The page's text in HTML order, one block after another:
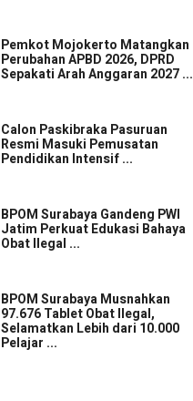
Pemkot Mojokerto Matangkan
Perubahan APBD 2026, DPRD
Sepakati Arah Anggaran 2027 ...
Calon Paskibraka Pasuruan
Resmi Masuki Pemusatan
Pendidikan Intensif ...
BPOM Surabaya Gandeng PWI
Jatim Perkuat Edukasi Bahaya
Obat Ilegal ...
BPOM Surabaya Musnahkan
97.676 Tablet Obat Ilegal,
Selamatkan Lebih dari 10.000
Pelajar ...